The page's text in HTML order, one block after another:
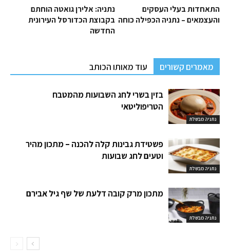
נתניה: אלירן גואטה הוחתם
בקבוצת הכדורסל העירונית
החדשה
התאחדות בעלי העסקים
והעצמאים – נתניה הכפילה כוחה
מאמרים קשורים עוד מאותו הכותב
נתניה מבשלת
בזין בשרי לחג השבועות מהמטבח
הטריפוליטאי
נתניה מבשלת
פשטידת גבינות קלה להכנה – מתכון מהיר
וטעים לחג שבועות
נתניה מבשלת
מתכון מרק קובה דלעת של שף גיל אבירם